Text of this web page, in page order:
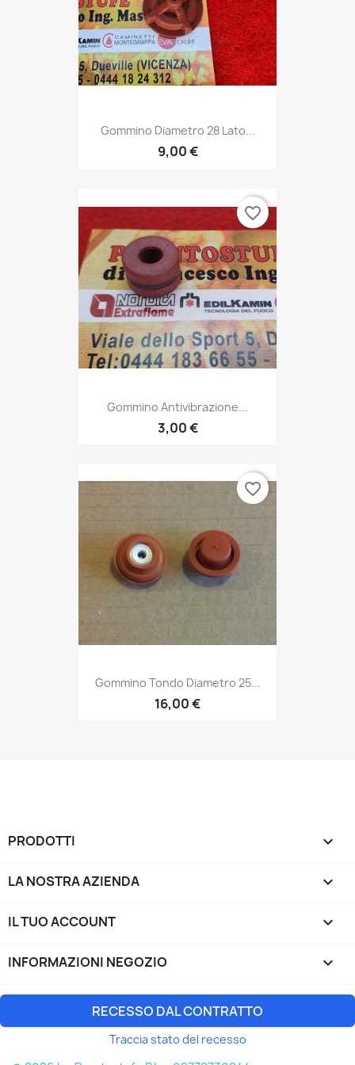
Gommino Diametro 28 Lato...
9,00 €
Gommino Antivibrazione...
3,00 €
favorite_border
Gommino Tondo Diametro 25...
16,00 €
favorite_border
PRODOTTI 
LA NOSTRA AZIENDA 
IL TUO ACCOUNT 
INFORMAZIONI NEGOZIO keyboard_arrow_down
RECESSO DAL CONTRATTO
Traccia stato del recesso